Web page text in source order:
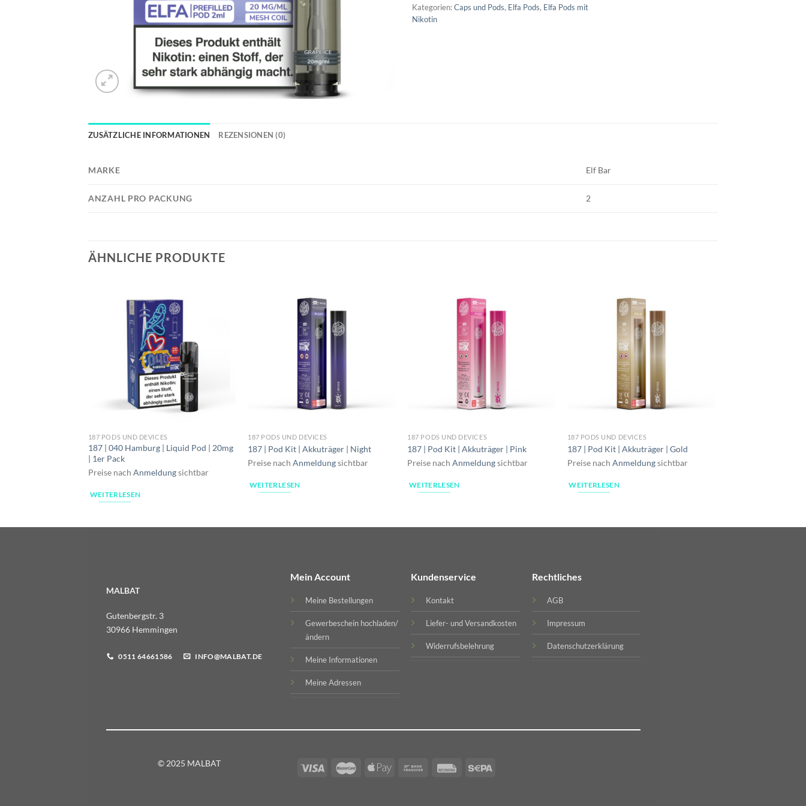
Kategorien:Caps und Pods, Elfa Pods, Elfa Pods mit
Nikotin
ZUSÄTZLICHE INFORMATIONEN REZENSIONEN (0)
MARKE Elf Bar
ANZAHL PRO PACKUNG 2
ÄHNLICHE PRODUKTE
187 PODS UND DEVICES
187 | 040 Hamburg | Liquid Pod | 20mg
| 1er Pack
Preise nach Anmeldungsichtbar
WEITERLESEN
187 PODS UND DEVICES
187 | Pod Kit | Akkuträger | Night
Preise nachAnmeldungsichtbar
WEITERLESEN
187 PODS UND DEVICES
187 | Pod Kit | Akkuträger | Pink
Preise nachAnmeldungsichtbar
WEITERLESEN
187 PODS UND DEVICES
187 | Pod Kit | Akkuträger | Gold
Preise nach Anmeldungsichtbar
WEITERLESEN
MALBAT
Gutenbergstr. 3
30966 Hemmingen
0511 64661586 INFO@MALBAT.DE
Mein Account
Meine Bestellungen
Gewerbeschein hochladen/
ändern
Meine Informationen
Meine Adressen
Kundenservice
Kontakt
Liefer- und Versandkosten
Widerrufsbelehrung
Rechtliches
AGB
Impressum
Datenschutzerklärung
© 2025 MALBAT